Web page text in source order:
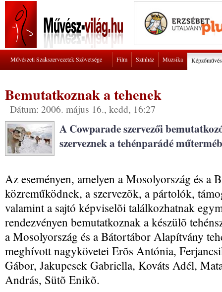
Művészeti Szakszervezetek Szövetsége Film Színház Muzsika
Bemutatkoznak a tehenek
Dátum: 2006. május 16., kedd, 16:27
A Cowparade szervezői
szerveznek a tehénparádé
Az eseményen, amelyen a Mosolyország és a
közreműködnek, a szervezõk, a pártolók,
valamint a sajtó képviselõi találkozhatnak
rendezvényen bemutatkoznak a készülõ
a Mosolyország és a Bátortábor Alapítvány
meghívott nagykövetei Erõs Antónia,
Gábor, Jakupcsek Gabriella, Kováts Adél,
András, Sütõ Enikõ.